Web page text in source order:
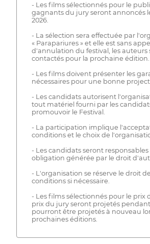
- Les films sélectionnés pour le
gagnants du jury seront annoncés
2026.
- La sélection sera effectuée par
« Parapariures » et elle est sans
d'annulation du festival, les auteurs
contactés pour la prochaine édition.
- Les films doivent présenter les
nécessaires pour une bonne
- Les candidats autorisent
tout matériel fourni par les
promouvoir le Festival.
- La participation implique
conditions et le choix de
- Les candidats seront
obligation générée par le droit
- L'organisation se réserve le droit
conditions si nécessaire.
- Les films sélectionnés pour le prix
prix du jury seront projetés
pourront être projetés à nouveau
prochaines éditions.